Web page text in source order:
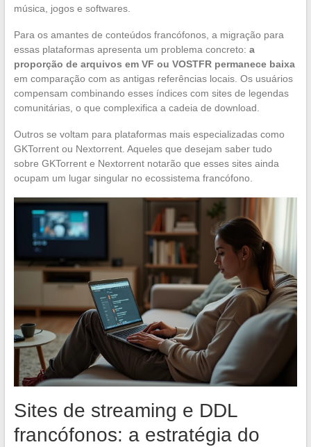
música, jogos e softwares.
Para os amantes de conteúdos francófonos, a migração para
essas plataformas apresenta um problema concreto: a
proporção de arquivos em VF ou VOSTFR permanece baixa
em comparação com as antigas referências locais. Os usuários
compensam combinando esses índices com sites de legendas
comunitárias, o que complexifica a cadeia de download.
Outros se voltam para plataformas mais especializadas como
GKTorrent ou Nextorrent. Aqueles que desejam saber tudo
sobre GKTorrent e Nextorrent notarão que esses sites ainda
ocupam um lugar singular no ecossistema francófono.
Sites de streaming e DDL
francófonos: a estratégia do